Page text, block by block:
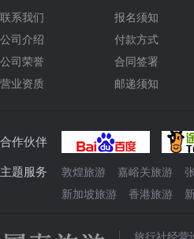
联系我们
公司介绍
公司荣誉
营业资质
报名须知
付款方式
合同签署
邮递须知
合作伙伴
主题服务 敦煌旅游 嘉峪关旅游
新加坡旅游
香港旅游